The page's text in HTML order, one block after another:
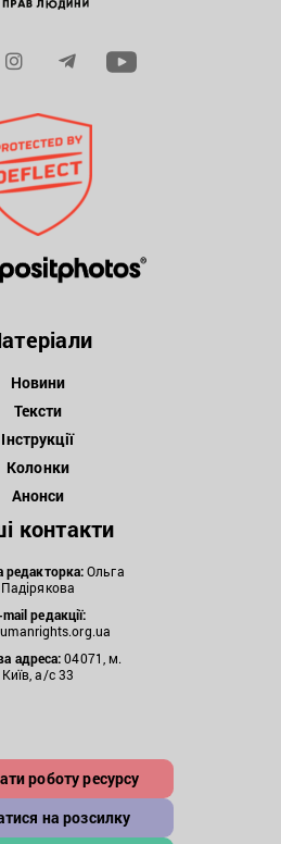
Новини
Тексти
Інструкції
Колонки
Анонси
контакти
редакторка:Ольга
Падірякова
редакції:
адреса:04071, м.
Київ, а/с 33
роботу ресурсу
на розсилку